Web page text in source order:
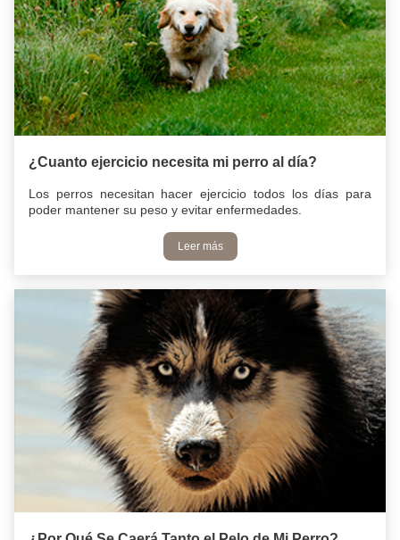
Leer más
¿Cuanto ejercicio necesita mi perro al día?
Los perros necesitan hacer ejercicio todos los días para
poder mantener su peso y evitar enfermedades.